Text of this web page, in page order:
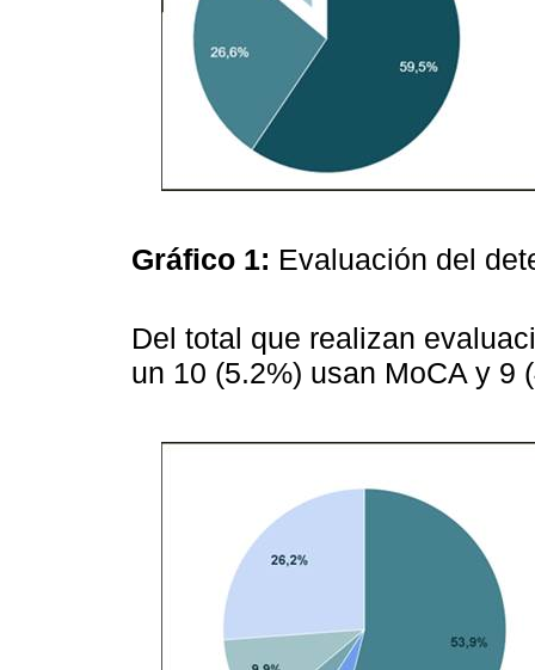
Gráfico 1: Evaluación del
Del total que realizan
un 10 (5.2%) usan MoCA y 9